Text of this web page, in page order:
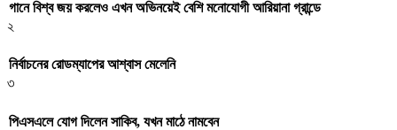
গানে বিশ্ব জয় করলেও এখন অভিনয়েই বেশি মনোযোগী আরিয়ানা গ্রান্ডে
২
নির্বাচনের রোডম্যাপের আশ্বাস মেলেনি
৩
পিএসএলে যোগ দিলেন সাকিব, যখন মাঠে নামবেন